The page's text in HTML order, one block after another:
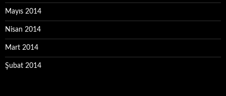
Mayıs 2014
Nisan 2014
Mart 2014
Şubat 2014